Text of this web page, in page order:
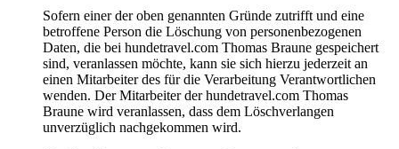
Sofern einer der oben genannten Gründe zutrifft und eine
betroffene Person die Löschung von personenbezogenen
Daten, die bei hundetravel.com Thomas Braune gespeichert
sind, veranlassen möchte, kann sie sich hierzu jederzeit an
einen Mitarbeiter des für die Verarbeitung Verantwortlichen
wenden. Der Mitarbeiter der hundetravel.com Thomas
Braune wird veranlassen, dass dem Löschverlangen
unverzüglich nachgekommen wird.